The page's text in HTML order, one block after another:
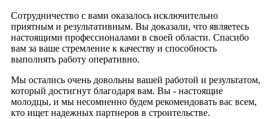
Сотрудничество с вами оказалось исключительно
приятным и результативным. Вы доказали, что являетесь
настоящими профессионалами в своей области. Спасибо
вам за ваше стремление к качеству и способность
выполнять работу оперативно.
Мы остались очень довольны вашей работой и результатом,
который достигнут благодаря вам. Вы - настоящие
молодцы, и мы несомненно будем рекомендовать вас всем,
кто ищет надежных партнеров в строительстве.